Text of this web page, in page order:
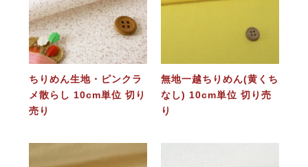
ちりめん生地・ピンクラ
メ散らし 10cm単位 切り
売り
無地一越ちりめん(黄くち
なし) 10cm単位 切り売
り